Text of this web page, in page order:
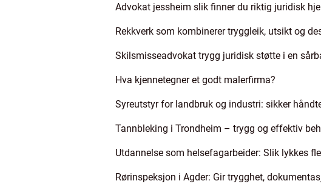
Advokat jessheim slik finner du riktig juridisk
Rekkverk som kombinerer tryggleik, utsikt og
Skilsmisseadvokat trygg juridisk støtte i en
Hva kjennetegner et godt malerfirma?
Syreutstyr for landbruk og industri: sikker
Tannbleking i Trondheim – trygg og effektiv
Utdannelse som helsefagarbeider: Slik lykkes
Rørinspeksjon i Agder: Gir trygghet,